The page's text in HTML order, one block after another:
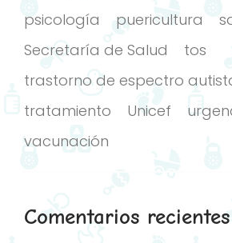
psicología
puericultura
Secretaría de Salud
tos
trastorno de espectro
tratamiento
Unicef
vacunación
Comentarios recientes